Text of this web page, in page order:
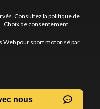
Consultez la politique de
. Choix de consentement.
Web pour sport motorisé par